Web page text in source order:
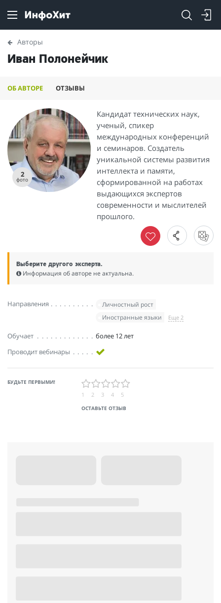
Авторы
Иван Полонейчик
ОБ АВТОРЕ ОТЗЫВЫ
2
фото
Кандидат технических наук,
ученый, спикер
международных конференций
и семинаров. Создатель
уникальной системы развития
интеллекта и памяти,
сформированной на работах
выдающихся экспертов
современности и мыслителей
прошлого.
Выберите другого эксперта.
Информация об авторе не актуальна.
Направления
Личностный рост
Иностранные языки
Еще 2
Обучает
более 12 лет
Проводит вебинары
БУДЬТЕ ПЕРВЫМИ!
ОСТАВЬТЕ ОТЗЫВ
1 2 3 4 5